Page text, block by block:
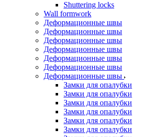
Shuttering locks
Wall formwork
Деформационные швы
Деформационные швы
Деформационные швы
Деформационные швы
Деформационные швы
Деформационные швы
Деформационные швы
Замки для опалубки
Замки для опалубки
Замки для опалубки
Замки для опалубки
Замки для опалубки
Замки для опалубки